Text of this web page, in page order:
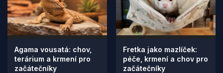
Agama vousatá: chov,
terárium a krmení pro
začátečníky
Fretka jako mazlíček:
péče, krmení a chov pro
začátečníky